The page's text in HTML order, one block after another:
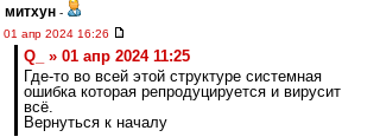
митхун -
01 апр 2024 16:26
Q_ » 01 апр 2024 11:25
Где-то во всей этой структуре системная
ошибка которая репродуцируется и вирусит
всё.
Вернуться к началу